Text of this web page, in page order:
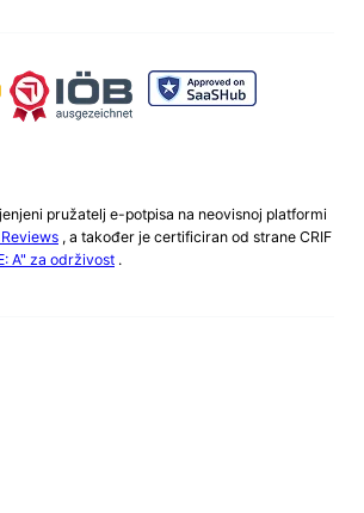
Xna LinkedInu
pružatelj e-potpisa na neovisnoj platformi
, a također je certificiran od strane CRIF
A" za održivost.